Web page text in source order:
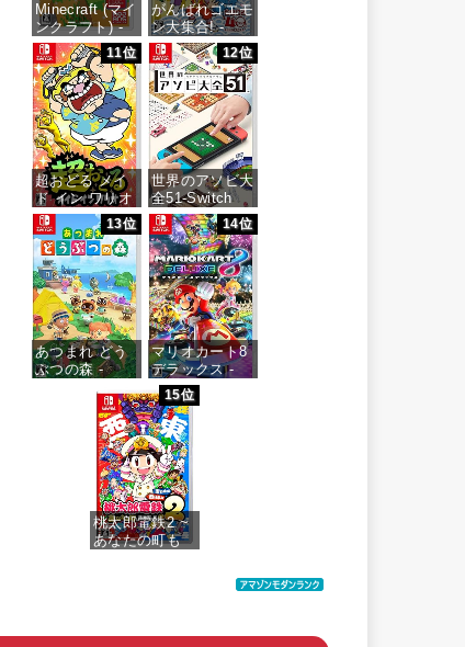
Minecraft (マイ
ンクラフト) -
Switch
価格：¥3,400
がんばれゴエモ
ン大集合! -
Switch
価格：¥4,436
11位
超おどる メイ
ド イン ワリオ
-Switch
価格：¥4,073
12位
世界のアソビ大
全51-Switch
価格：¥3,655
13位
あつまれ どう
ぶつの森 -
価格：¥5,518
14位
マリオカート8
デラックス -
Switch
価格：¥5,591
15位
桃太郎電鉄2 ~
あなたの町も